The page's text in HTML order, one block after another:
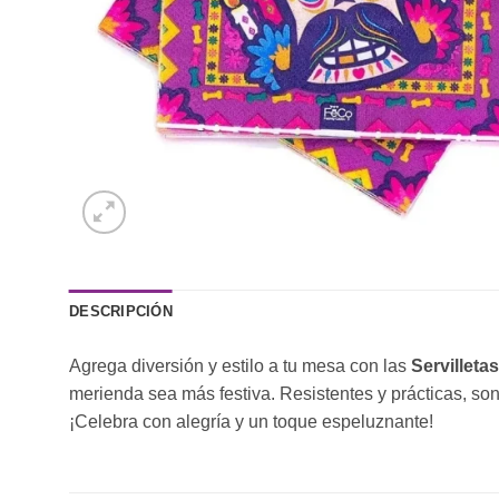
DESCRIPCIÓN
Agrega diversión y estilo a tu mesa con las
merienda sea más festiva. Resistentes y prácticas,
¡Celebra con alegría y un toque espeluznante!